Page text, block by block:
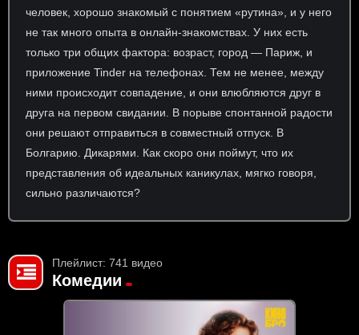
человек, хорошо знакомый с понятием «рутина», и у него
не так много опыта в онлайн-знакомствах. У них есть
только три общих фактора: возраст, город — Париж, и
приложение Tinder на телефонах. Тем не менее, между
ними происходит совпадение, и они влюбляются друг в
друга на первом свидании. В порыве спонтанной радости
они решают отправиться в совместный отпуск. В
Болгарию. Дикарями. Как скоро они поймут, что их
представления об идеальных каникулах, мягко говоря,
сильно различаются?
Плейлист: 741 видео
Комедии